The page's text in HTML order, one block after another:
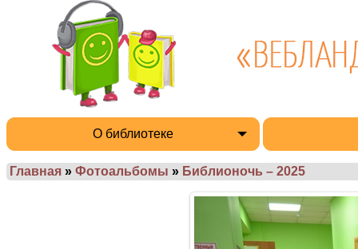
О библиотеке
Главная » Фотоальбомы » Библионочь – 2025